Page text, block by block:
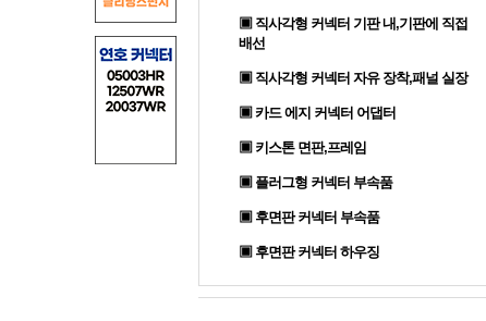
▣ 직사각형 커넥터 기판 내,기판에 직접
배선
▣ 직사각형 커넥터 자유 장착,패널 실장
▣ 카드 에지 커넥터 어댑터
▣ 키스톤 면판,프레임
▣ 플러그형 커넥터 부속품
▣ 후면판 커넥터 부속품
▣ 후면판 커넥터 하우징